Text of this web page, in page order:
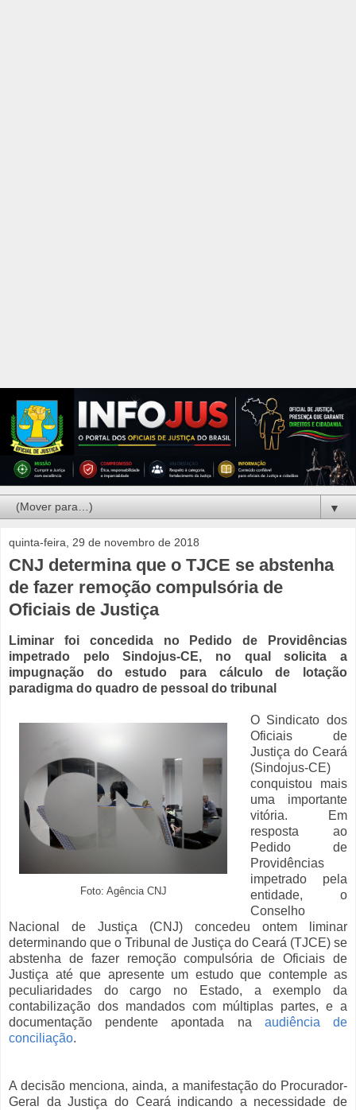
▼
quinta-feira, 29 de novembro de 2018
CNJ determina que o TJCE se abstenha
de fazer remoção compulsória de
Oficiais de Justiça
Liminar foi concedida no Pedido de Providências
impetrado pelo Sindojus-CE, no qual solicita a
impugnação do estudo para cálculo de lotação
paradigma do quadro de pessoal do tribunal
Foto: Agência CNJ
O Sindicato dos
Oficiais de
Justiça do Ceará
(Sindojus-CE)
conquistou mais
uma importante
vitória. Em
resposta ao
Pedido de
Providências
impetrado pela
entidade, o
Conselho
Nacional de Justiça (CNJ) concedeu ontem liminar
determinando que o Tribunal de Justiça do Ceará (TJCE) se
abstenha de fazer remoção compulsória de Oficiais de
Justiça até que apresente um estudo que contemple as
peculiaridades do cargo no Estado, a exemplo da
contabilização dos mandados com múltiplas partes, e a
documentação pendente apontada na audiência de
conciliação.
A decisão menciona, ainda, a manifestação do Procurador-
Geral da Justiça do Ceará indicando a necessidade de